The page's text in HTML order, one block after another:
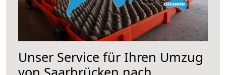
Unser Service für Ihren Umzug